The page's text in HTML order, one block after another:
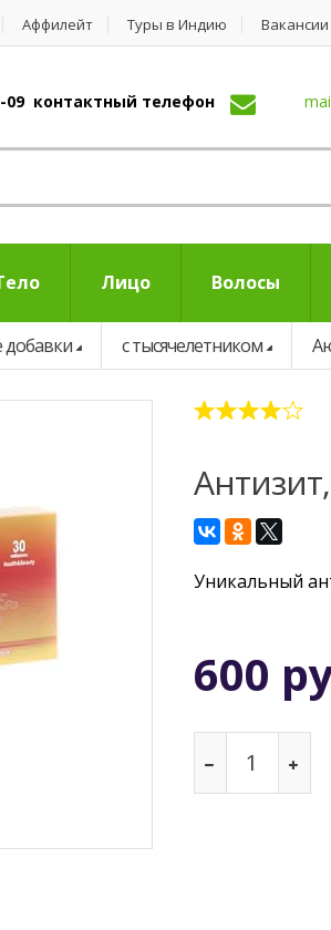
Аффилейт Туры в Индию Вакансии
09 контактный телефон
Лицо Волосы
с тысячелетником
Уникальный
600